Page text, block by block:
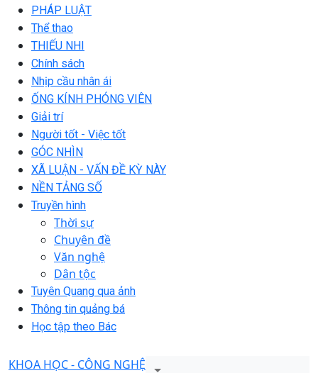
PHÁP LUẬT
Thể thao
THIẾU NHI
Chính sách
Nhịp cầu nhân ái
ỐNG KÍNH PHÓNG VIÊN
Giải trí
Người tốt - Việc tốt
GÓC NHÌN
XÃ LUẬN - VẤN ĐỀ KỲ NÀY
NỀN TẢNG SỐ
Truyền hình
Thời sự
Chuyên đề
Văn nghệ
Dân tộc
Tuyên Quang qua ảnh
Thông tin quảng bá
Học tập theo Bác
KHOA HỌC - CÔNG NGHỆ